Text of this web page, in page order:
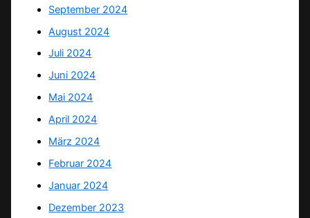
September 2024
August 2024
Juli 2024
Juni 2024
Mai 2024
April 2024
März 2024
Februar 2024
Januar 2024
Dezember 2023